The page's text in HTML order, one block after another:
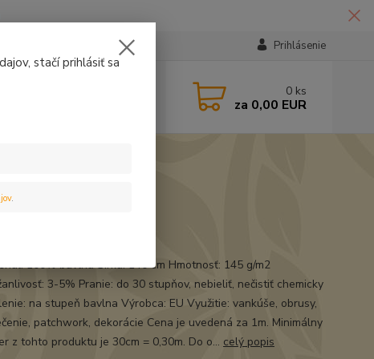
Prihlásenie
0 ks
za 0,00 EUR
100% bavlna Šírka: 140 cm Hmotnosť: 145 g/m2
3-5% Pranie: do 30 stupňov, nebieliť, nečistiť chemicky
na stupeň bavlna Výrobca: EU Využitie: vankúše, obrusy,
patchwork, dekorácie Cena je uvedená za 1m. Minimálny
z tohto produktu je 30cm = 0,30m. Do o... celý popis
stačí prihlásiť sa
.